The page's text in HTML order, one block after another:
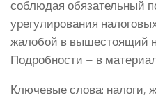
соблюдая обязательный
урегулирования
жалобой в вышестоящий
Подробности – в
Ключевые слова: налоги,